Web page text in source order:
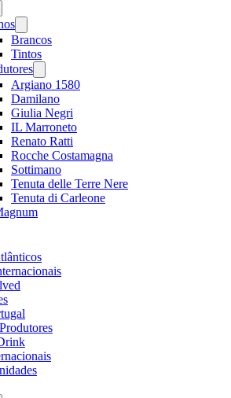
menu
Brancos
Tintos
menu
Argiano 1580
Damilano
Giulia Negri
IL Marroneto
Renato Ratti
Rocche Costamagna
Sottimano
Tenuta delle Terre Nere
Tenuta di Carleone